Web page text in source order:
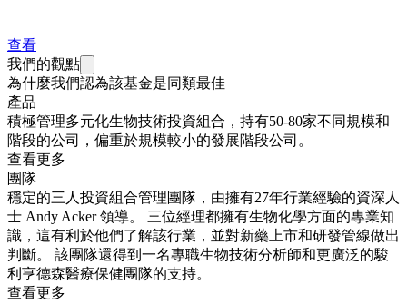
查看
我們的觀點
為什麼我們認為該基金是同類最佳
產品
積極管理多元化生物技術投資組合，持有50-80家不同規模和
階段的公司，偏重於規模較小的發展階段公司。
查看更多
團隊
穩定的三人投資組合管理團隊，由擁有27年行業經驗的資深人
士 Andy Acker 領導。 三位經理都擁有生物化學方面的專業知
識，這有利於他們了解該行業，並對新藥上市和研發管線做出
判斷。 該團隊還得到一名專職生物技術分析師和更廣泛的駿
利亨德森醫療保健團隊的支持。
查看更多